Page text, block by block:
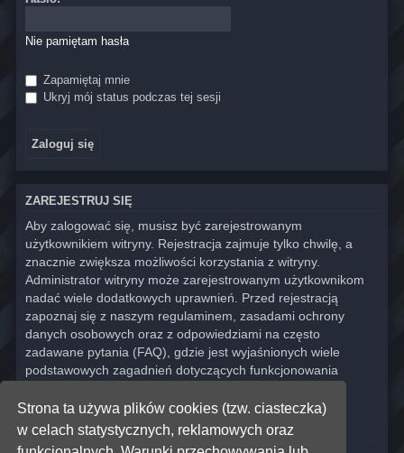
Strona ta używa plików cookies (tzw. ciasteczka)
w celach statystycznych, reklamowych oraz
Nie pamiętam hasła
Zapamiętaj mnie
Ukryj mój status podczas tej sesji
ZAREJESTRUJ SIĘ
Aby zalogować się, musisz być zarejestrowanym
użytkownikiem witryny. Rejestracja zajmuje tylko chwilę, a
znacznie zwiększa możliwości korzystania z witryny.
Administrator witryny może zarejestrowanym użytkownikom
nadać wiele dodatkowych uprawnień. Przed rejestracją
zapoznaj się z naszym regulaminem, zasadami ochrony
danych osobowych oraz z odpowiedziami na często
zadawane pytania (FAQ), gdzie jest wyjaśnionych wiele
podstawowych zagadnień dotyczących funkcjonowania
| Zasady ochrony danych osobowych